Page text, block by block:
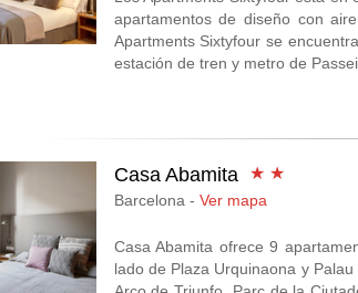
apartamentos de diseño con
Apartments Sixtyfour se
estación de tren y metro de
Casa Abamita ★ ★
Barcelona - Ver mapa
Casa Abamita ofrece 9
lado de Plaza Urquinaona y